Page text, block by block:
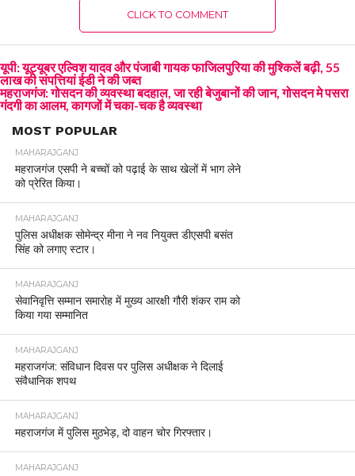
CLICK TO COMMENT
यूपी: यूट्यूबर एल्विश यादव और पंजाबी गायक फाजिलपुरिया की मुश्किलें बढ़ी, 55
लाख की संपत्तियां ईडी ने की जब्त
महराजगंज: गोसदन की व्यवस्था बदहाल, जा रही बेजुबानों की जान, गोसदन मे पसरा
गंदगी का आलम, कागजों में चका-चक है व्यवस्था
MOST POPULAR
MAHARAJGANJ
महराजगंज एसपी ने बच्चों को पढ़ाई के साथ खेलों में भाग लेने
को प्रेरित किया।
MAHARAJGANJ
पुलिस अधीक्षक सोमेन्द्र मीना ने नव नियुक्त डीएसपी बसंत
सिंह को लगाए स्टार।
MAHARAJGANJ
सेवानिवृत्ति सम्मान समारोह में मुख्य आरक्षी गौरी शंकर राम को
किया गया सम्मानित
MAHARAJGANJ
महराजगंज: संविधान दिवस पर पुलिस अधीक्षक ने दिलाई
संवैधानिक शपथ
MAHARAJGANJ
महराजगंज में पुलिस मुठभेड़, दो वाहन चोर गिरफ्तार।
MAHARAJGANJ